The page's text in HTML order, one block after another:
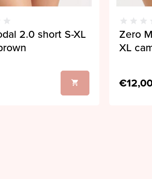
2.0 short S-XL
Zero
XL